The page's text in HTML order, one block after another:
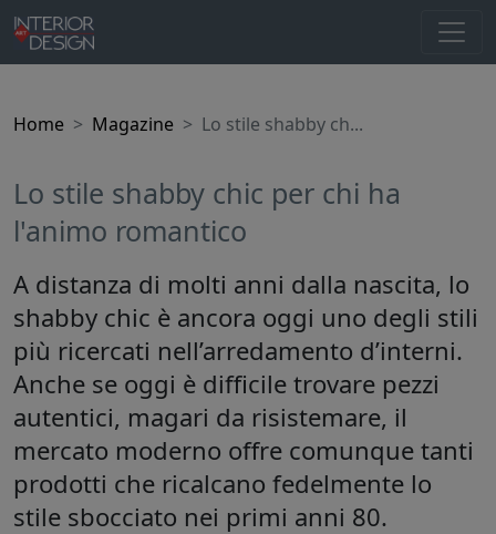
Home Magazine Lo stile shabby ch...
Lo stile shabby chic per chi ha
l'animo romantico
A distanza di molti anni dalla nascita, lo
shabby chic è ancora oggi uno degli stili
più ricercati nell’arredamento d’interni.
Anche se oggi è difficile trovare pezzi
autentici, magari da risistemare, il
mercato moderno offre comunque tanti
prodotti che ricalcano fedelmente lo
stile sbocciato nei primi anni 80.